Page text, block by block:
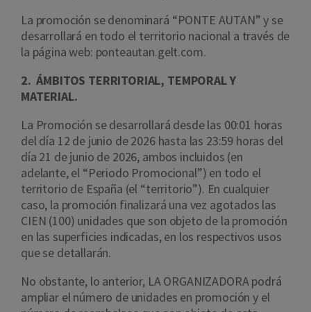
La promoción se denominará “PONTE AUTAN” y se
desarrollará en todo el territorio nacional a través de
la página web: ponteautan.gelt.com.
2. ÁMBITOS TERRITORIAL, TEMPORAL Y
MATERIAL.
La Promoción se desarrollará desde las 00:01 horas
del día 12 de junio de 2026 hasta las 23:59 horas del
día 21 de junio de 2026, ambos incluidos (en
adelante, el “Periodo Promocional”) en todo el
territorio de España (el “territorio”). En cualquier
caso, la promoción finalizará una vez agotados las
CIEN (100) unidades que son objeto de la promoción
en las superficies indicadas, en los respectivos usos
que se detallarán.
No obstante, lo anterior, LA ORGANIZADORA podrá
ampliar el número de unidades en promoción y el